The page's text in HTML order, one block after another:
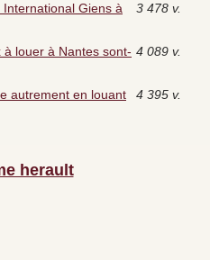
Giens à
3 478 v.
louer à Nantes sont- 4 089 v.
autrement en louant
4 395 v.
herault